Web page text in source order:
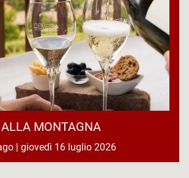
MONTAGNA
| giovedì 16 luglio 2026